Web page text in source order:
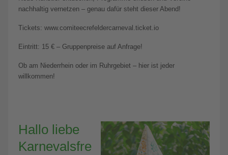
nachhaltig vernetzen – genau dafür steht dieser Abend!
Tickets: www.comiteecrefeldercarneval.ticket.io
Eintritt: 15 € – Gruppenpreise auf Anfrage!
Ob am Niederrhein oder im Ruhrgebiet – hier ist jeder
willkommen!
Hallo liebe
Karnevalsfre